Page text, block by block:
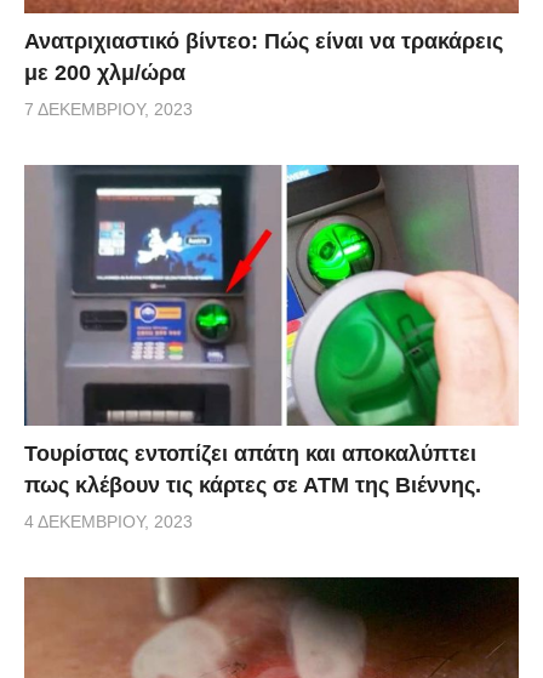
Ανατριχιαστικό βίντεο: Πώς είναι να τρακάρεις
με 200 χλμ/ώρα
7 ΔΕΚΕΜΒΡΊΟΥ, 2023
Τουρίστας εντοπίζει απάτη και αποκαλύπτει
πως κλέβουν τις κάρτες σε ΑΤΜ της Βιέννης.
4 ΔΕΚΕΜΒΡΊΟΥ, 2023